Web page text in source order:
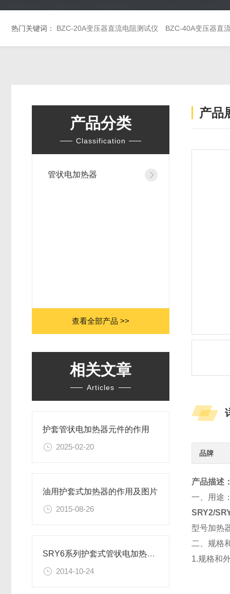
热门关键词： BZC-20A变压器直流电阻测试仪 BZC-40A变压器直
产品分类
Classification
管状电加热器
查看全部产品 >>
相关文章
Articles
护套管状电加热器元件的作用
2025-02-20
油用护套式加热器的作用及图片
2015-08-26
SRY6系列护套式管状电加热器大全
2014-10-24
产品
品牌
产品描述
一、用途
SRY2/
型号加热
二、规格
1.规格和